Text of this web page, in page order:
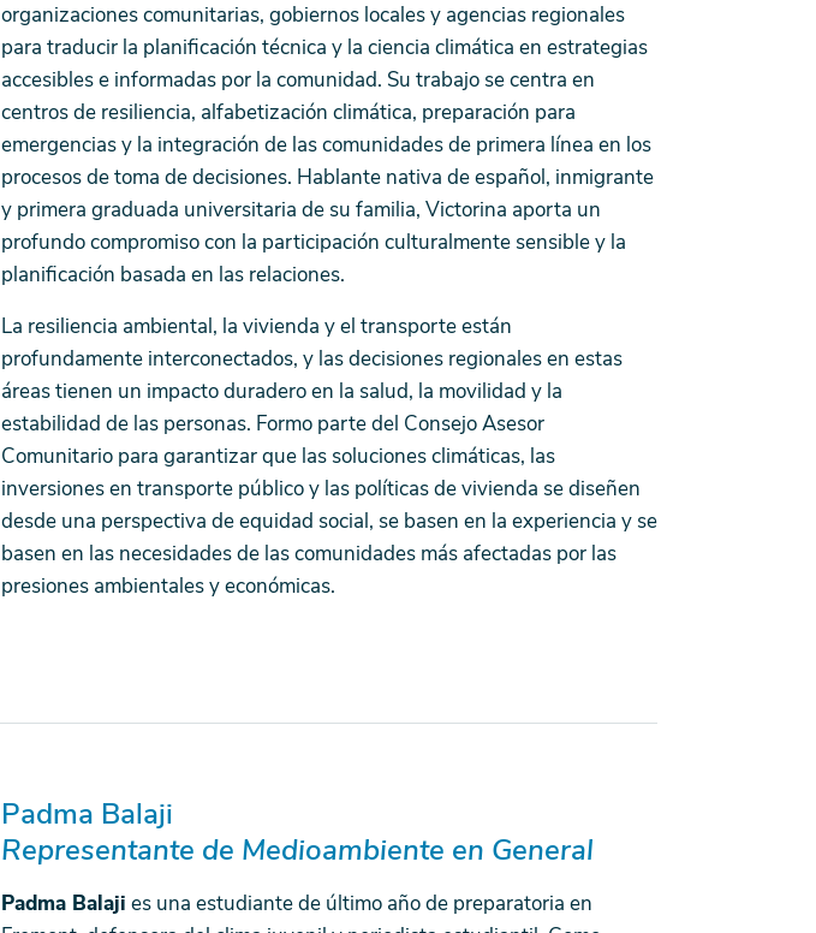
organizaciones comunitarias, gobiernos locales y agencias regionales
para traducir la planificación técnica y la ciencia climática en estrategias
accesibles e informadas por la comunidad. Su trabajo se centra en
centros de resiliencia, alfabetización climática, preparación para
emergencias y la integración de las comunidades de primera línea en los
procesos de toma de decisiones. Hablante nativa de español, inmigrante
y primera graduada universitaria de su familia, Victorina aporta un
profundo compromiso con la participación culturalmente sensible y la
planificación basada en las relaciones.
La resiliencia ambiental, la vivienda y el transporte están
profundamente interconectados, y las decisiones regionales en estas
áreas tienen un impacto duradero en la salud, la movilidad y la
estabilidad de las personas. Formo parte del Consejo Asesor
Comunitario para garantizar que las soluciones climáticas, las
inversiones en transporte público y las políticas de vivienda se diseñen
desde una perspectiva de equidad social, se basen en la experiencia y se
basen en las necesidades de las comunidades más afectadas por las
presiones ambientales y económicas.
Padma Balaji
Representante de Medioambiente en General
Padma Balaji es una estudiante de último año de preparatoria en